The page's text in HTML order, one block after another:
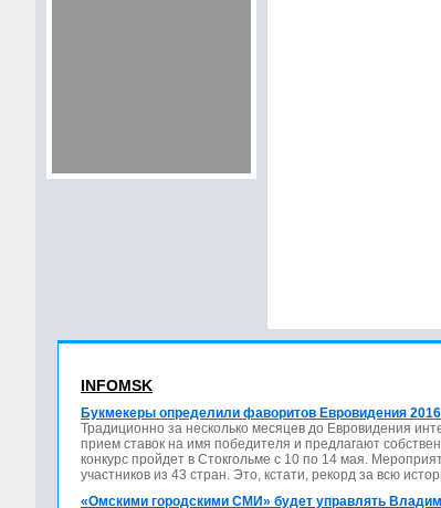
INFOMSK
Букмекеры определили фаворитов Евровидения 2016
Традиционно за несколько месяцев до Евровидения
прием ставок на имя победителя и предлагают
конкурс пройдет в Стокгольме с 10 по 14 мая.
участников из 43 стран. Это, кстати, рекорд за всю
«Омскими городскими СМИ» будет управлять